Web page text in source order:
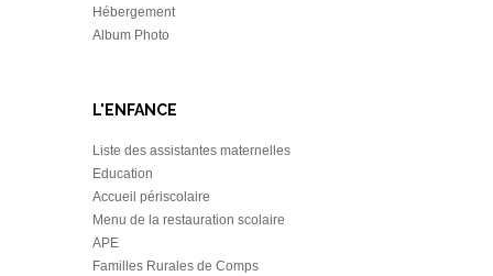
Hébergement
Album Photo
L'ENFANCE
Liste des assistantes maternelles
Education
Accueil périscolaire
Menu de la restauration scolaire
APE
Familles Rurales de Comps